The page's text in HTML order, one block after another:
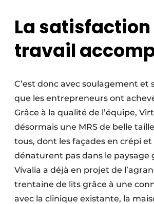
La satisfaction
travail
C’est donc avec soulagement et
que les entrepreneurs ont
Grâce à la qualité de l’équipe,
désormais une MRS de belle
tous, dont les façades en crépi et
dénaturent pas dans le paysage
Vivalia a déjà en projet de
trentaine de lits grâce à une
avec la clinique existante, la